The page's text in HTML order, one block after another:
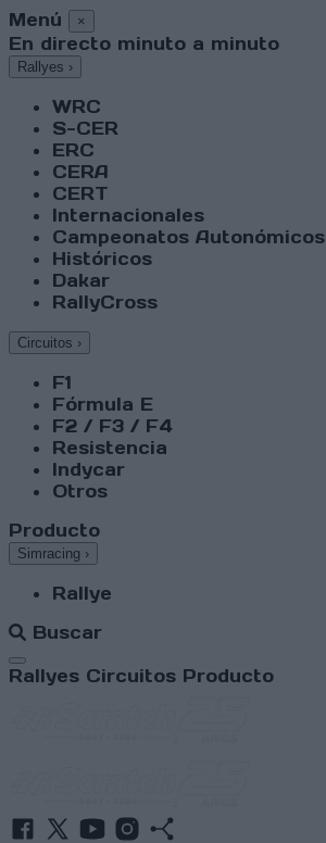
Menú ×
En directo minuto a minuto
Rallyes ›
WRC
S-CER
ERC
CERA
CERT
Internacionales
Campeonatos Autonómicos
Históricos
Dakar
RallyCross
Circuitos ›
F1
Fórmula E
F2 / F3 / F4
Resistencia
Indycar
Otros
Producto
Simracing ›
Rallye
Buscar
Abrir menú
Rallyes Circuitos Producto